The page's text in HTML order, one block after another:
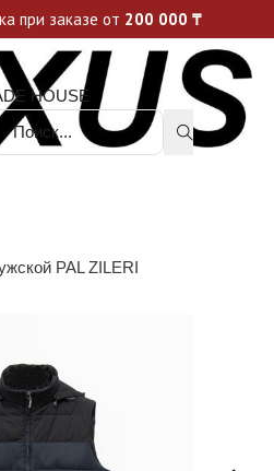
каждую неделю, не пропусти свой шанс
HOUSE
...
PAL ZILERI
при заказе от 200 000 ₸